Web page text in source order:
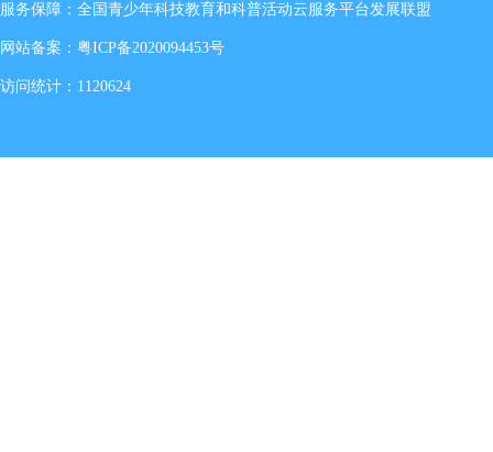
服务保障：全国青少年科技教育和科普活动云服务平台发展联盟
网站备案： 粤ICP备2020094453号
访问统计：1120624